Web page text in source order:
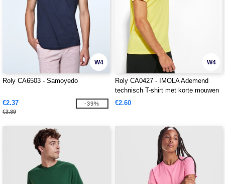
W4
Roly CA6503 - Samoyedo
€2.37
€3.89
-39%
W4
Roly CA0427 - IMOLA Ademend
technisch T-shirt met korte mouwen
€2.60